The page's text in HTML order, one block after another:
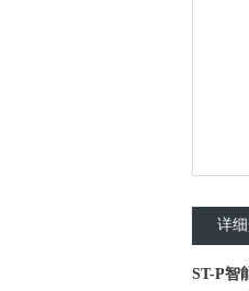
详
ST-P智